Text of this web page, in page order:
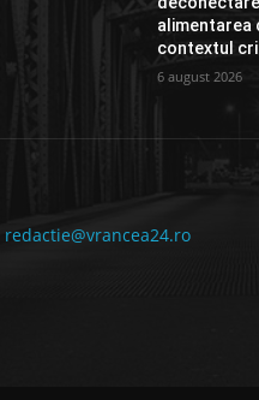
alimentarea
contextul
6 august 2026
redactie@vrancea24.ro